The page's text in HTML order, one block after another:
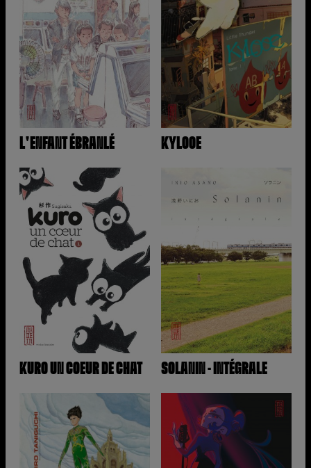
L'ENFANT ÉBRANLÉ KYLOOE
KURO UN COEUR DE CHAT SOLANIN - INTÉGRALE